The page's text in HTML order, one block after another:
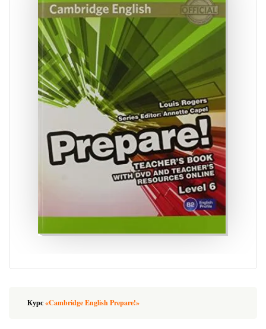
Курс«Cambridge English Prepare!»